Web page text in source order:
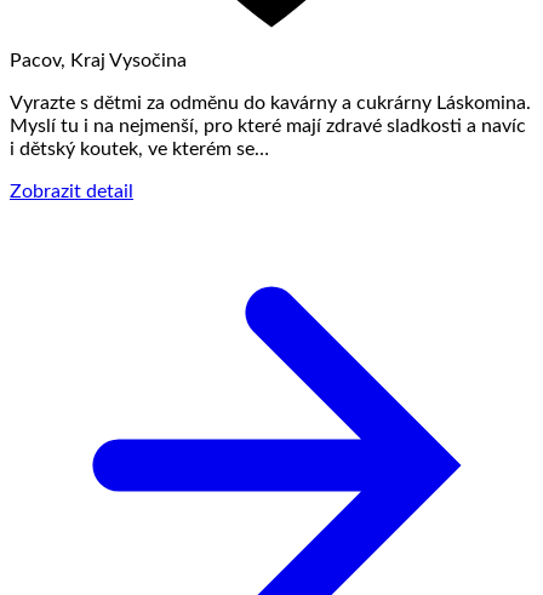
Pacov, Kraj Vysočina
Vyrazte s dětmi za odměnu do kavárny a cukrárny Láskomina.
Myslí tu i na nejmenší, pro které mají zdravé sladkosti a navíc
i dětský koutek, ve kterém se…
Zobrazit detail